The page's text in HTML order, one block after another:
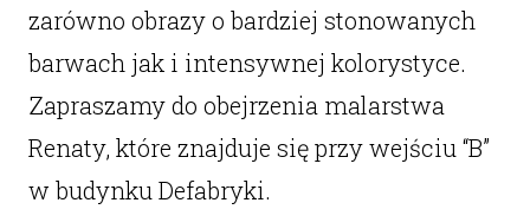
zarówno obrazy o bardziej stonowanych
barwach jak i intensywnej kolorystyce.
Zapraszamy do obejrzenia malarstwa
Renaty, które znajduje się przy wejściu “B”
w budynku Defabryki.